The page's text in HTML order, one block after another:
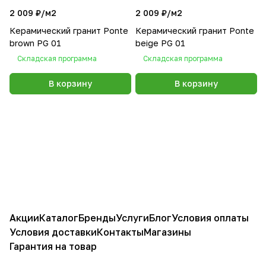
2 009 ₽/м2
Керамический гранит Ponte
brown PG 01
Складская программа
В корзину
2 009 ₽/м2
Керамический гранит Ponte
beige PG 01
Складская программа
В корзину
АкцииКаталогБрендыУслугиБлогУсловия оплаты
Условия доставкиКонтактыМагазины
Гарантия на товар